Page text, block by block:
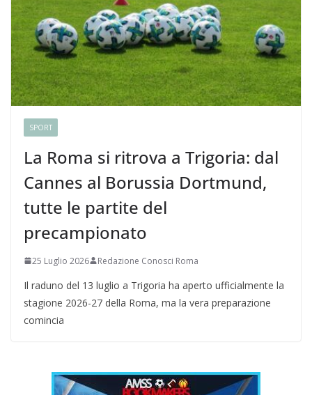
SPORT
La Roma si ritrova a Trigoria: dal
Cannes al Borussia Dortmund,
tutte le partite del
precampionato
25 Luglio 2026 Redazione Conosci Roma
Il raduno del 13 luglio a Trigoria ha aperto ufficialmente la
stagione 2026-27 della Roma, ma la vera preparazione
comincia